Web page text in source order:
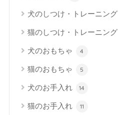
犬のしつけ・トレーニング
猫のしつけ・トレーニング
犬のおもちゃ 4
猫のおもちゃ 5
犬のお手入れ 14
猫のお手入れ 11